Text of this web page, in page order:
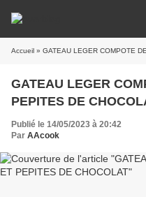
Accueil » GATEAU LEGER COMPOTE
GATEAU LEGER
PEPITES DE
Publié le 14/05/2023 à 20:42
Par AAcook